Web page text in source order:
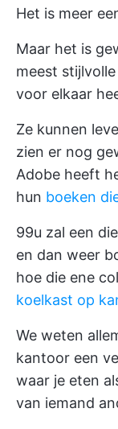
Het is meer
Maar het is
meest
voor elkaar
Ze kunnen
zien er nog
Adobe heeft
hun boeken
99u zal een
en dan weer
hoe die ene
koelkast op
We weten
kantoor een
waar je eten
van iemand